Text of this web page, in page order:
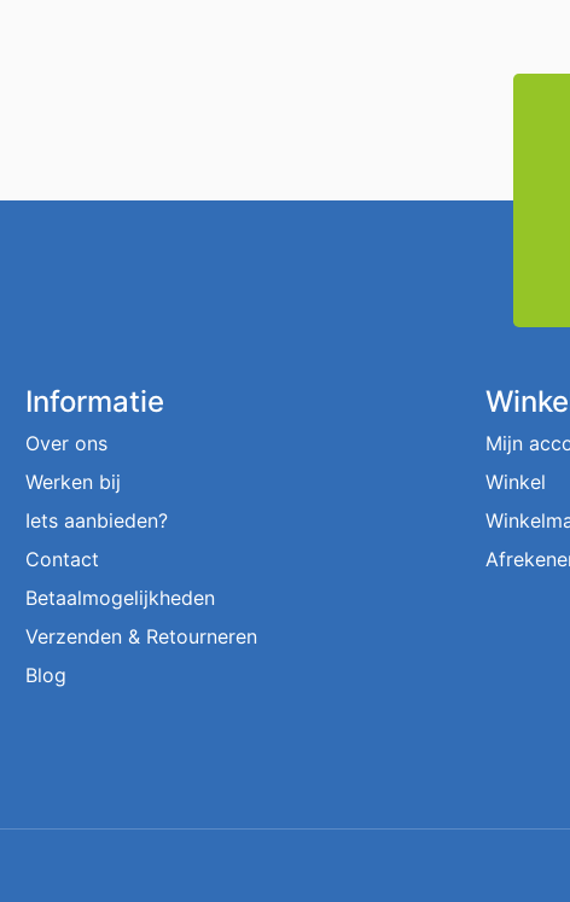
E-
Informatie
Over ons
Werken bij
Iets aanbieden?
Contact
Betaalmogelijkheden
Verzenden & Retourneren
Blog
Mijn
Winkel